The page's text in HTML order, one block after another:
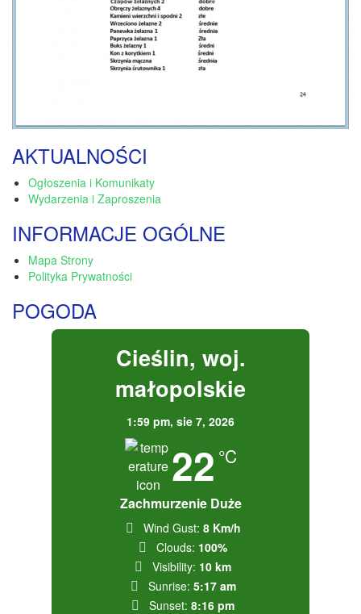
AKTUALNOŚCI
Ogłoszenia i Komunikaty
Wydarzenia i Zaproszenia
INFORMACJE OGÓLNE
Mapa Strony
Polityka Prywatności
POGODA
Cieślin, woj.
małopolskie
1:59 pm, sie 7, 2026
22 °C
Zachmurzenie Duże
Wind Gust: 8 Km/h
Clouds: 100%
Visibility: 10 km
Sunrise: 5:17 am
Sunset: 8:16 pm